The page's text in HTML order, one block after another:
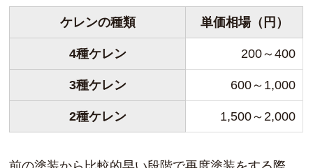
ケレンの種類 単価相場（円）
4種ケレン 200～400
3種ケレン 600～1,000
2種ケレン 1,500～2,000